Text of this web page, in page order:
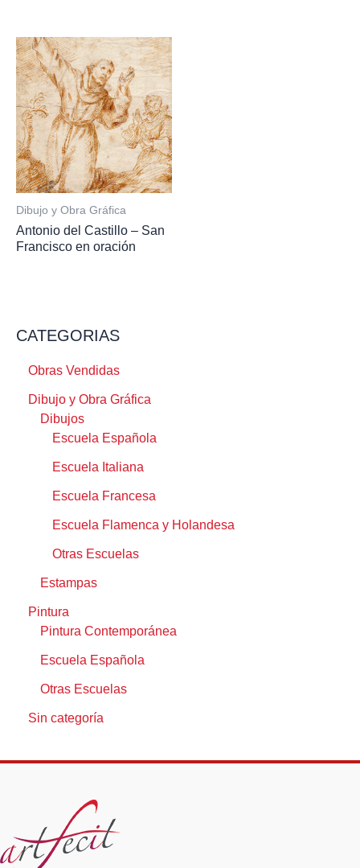
Dibujo y Obra Gráfica
Antonio del Castillo – San
Francisco en oración
CATEGORIAS
Obras Vendidas
Dibujo y Obra Gráfica
Dibujos
Escuela Española
Escuela Italiana
Escuela Francesa
Escuela Flamenca y Holandesa
Otras Escuelas
Estampas
Pintura
Pintura Contemporánea
Escuela Española
Otras Escuelas
Sin categoría